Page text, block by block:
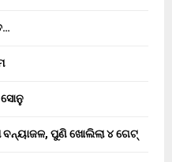
ସୋନୁ
ବନ୍ୟାଜଳ, ପୁଣି ଖୋଲିଲା ୪ ଗେଟ୍